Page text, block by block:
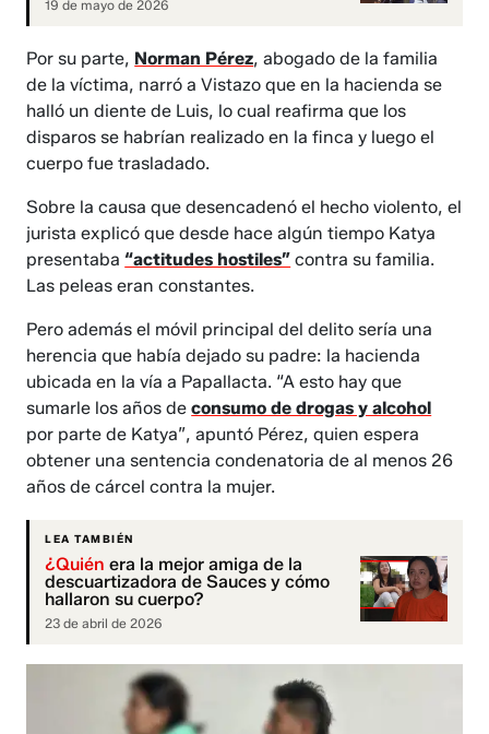
19 de mayo de 2026
Por su parte, Norman Pérez, abogado de la familia
de la víctima, narró a Vistazo que en la hacienda se
halló un diente de Luis, lo cual reafirma que los
disparos se habrían realizado en la finca y luego el
cuerpo fue trasladado.
Sobre la causa que desencadenó el hecho violento, el
jurista explicó que desde hace algún tiempo Katya
presentaba“actitudes hostiles” contra su familia.
Las peleas eran constantes.
Pero además el móvil principal del delito sería una
herencia que había dejado su padre: la hacienda
ubicada en la vía a Papallacta. “A esto hay que
sumarle los años deconsumo de drogas y alcohol
por parte de Katya”, apuntó Pérez, quien espera
obtener una sentencia condenatoria de al menos 26
años de cárcel contra la mujer.
LEA TAMBIÉN
¿Quién era la mejor amiga de la
descuartizadora de Sauces y cómo
hallaron su cuerpo?
23 de abril de 2026